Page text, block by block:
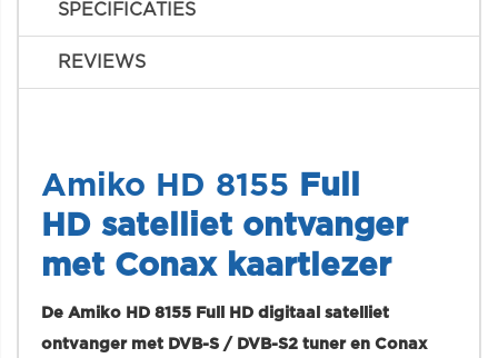
SPECIFICATIES
REVIEWS
Amiko HD 8155
Full
HD satelliet ontvanger
met Conax kaartlezer
De Amiko HD 8155 Full HD digitaal satelliet
ontvanger met DVB-S / DVB-S2 tuner en Conax